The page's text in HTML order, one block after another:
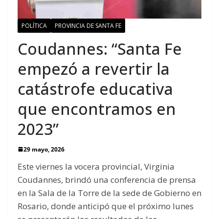
POLÍTICA PROVINCIA DE SANTA FE
Coudannes: “Santa Fe
empezó a revertir la
catástrofe educativa
que encontramos en
2023”
29 mayo, 2026
Este viernes la vocera provincial, Virginia
Coudannes, brindó una conferencia de prensa
en la Sala de la Torre de la sede de Gobierno en
Rosario, donde anticipó que el próximo lunes